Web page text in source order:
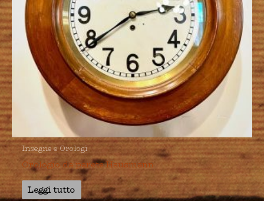
Insegne e Orologi
Orologio da parete Hausmann
Leggi tutto